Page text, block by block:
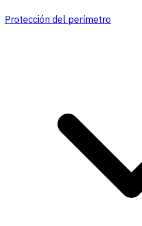
Protección del perímetro